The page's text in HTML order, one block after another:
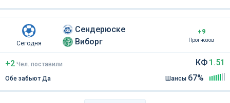
Сегодня
Сендерюске
Виборг
+9
Прогнозов
+2 Чел поставили
Обе забьют Да
КФ 1.51
Шансы 67%